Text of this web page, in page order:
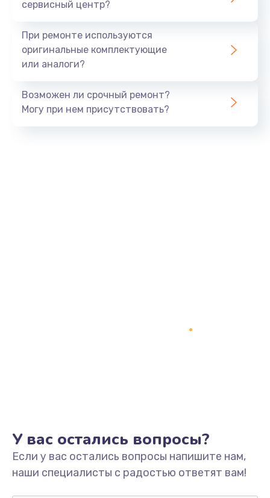
сервисный центр?
При ремонте используются
оригинальные комплектующие
или аналоги?
Возможен ли срочный ремонт?
Могу при нем присутствовать?
У вас остались вопросы?
Если у вас остались вопросы напишите нам,
наши специалисты с радостью ответят вам!